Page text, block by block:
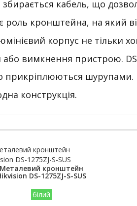
кабель, що
роль кронштейна, на який
корпус не тільки
вимкнення пристрою.
прикріплюються шурупами.
конструкція.
Металевий кронштейн
DS-1275ZJ-S-SUS
білий